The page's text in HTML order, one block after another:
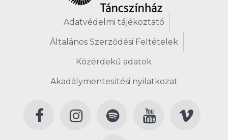
Adatvédelmi tájékoztató
Általános Szerződési Feltételek
Közérdekű adatok
Akadálymentesítési nyilatkozat